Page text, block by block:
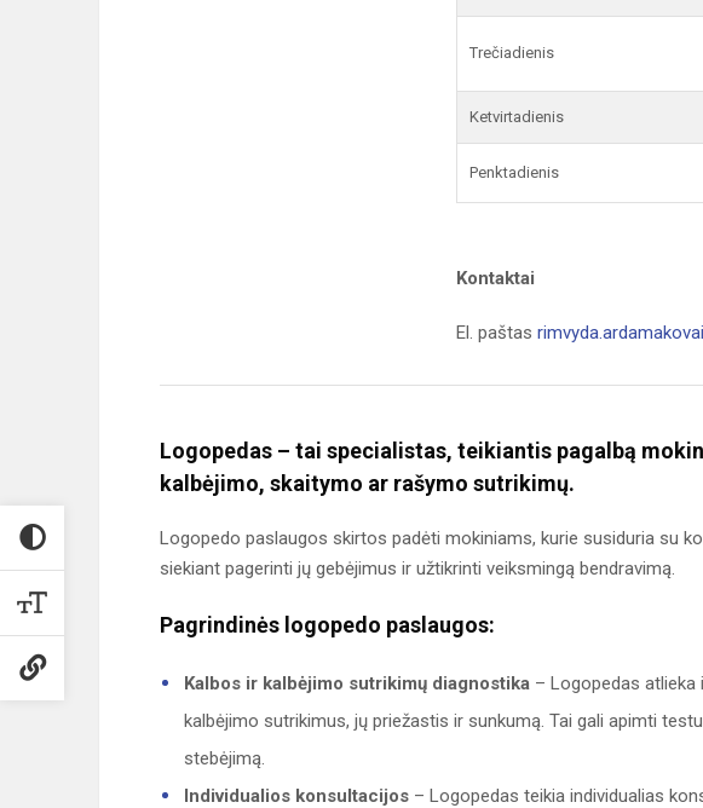
Trečiadienis
Ketvirtadienis
Penktadienis
Kontaktai
El. paštas
Logopedas – tai specialistas, teikiantis pagalbą
kalbėjimo, skaitymo ar rašymo sutrikimų.
Logopedo paslaugos skirtos padėti mokiniams, kurie susiduria su
siekiant pagerinti jų gebėjimus ir užtikrinti veiksmingą bendravimą.
Pagrindinės logopedo paslaugos:
Kalbos ir kalbėjimo sutrikimų diagnostika – Logopedas
kalbėjimo sutrikimus, jų priežastis ir sunkumą. Tai gali apimti
stebėjimą.
Individualios konsultacijos – Logopedas teikia individualias